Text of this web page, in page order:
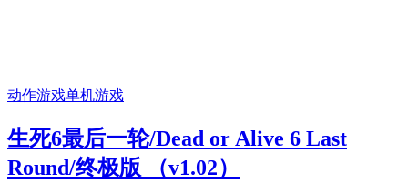
动作游戏单机游戏
生死6最后一轮/Dead or Alive 6 Last
Round/终极版 （v1.02）